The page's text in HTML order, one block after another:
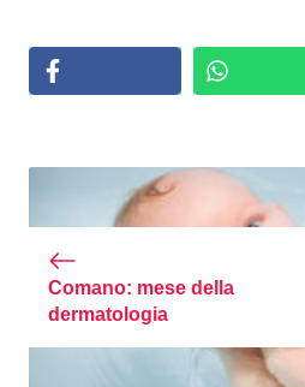
Comano: mese della
dermatologia